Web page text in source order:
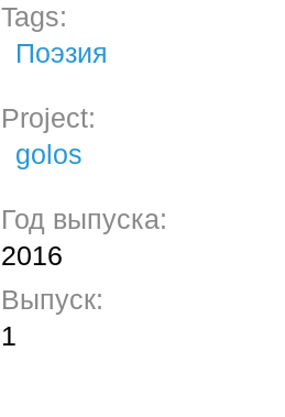
Tags:
Поэзия
Project:
golos
Год выпуска:
2016
Выпуск:
1